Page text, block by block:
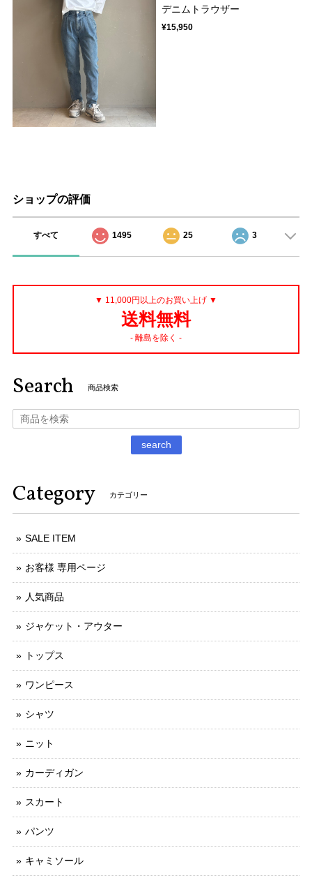
デニムトラウザー
¥15,950
ショップの評価
すべて 1495 25 3
▼ 11,000円以上のお買い上げ ▼
送料無料
- 離島を除く -
Search 商品検索
search
Category カテゴリー
SALE ITEM
お客様 専用ページ
人気商品
ジャケット・アウター
トップス
ワンピース
シャツ
ニット
カーディガン
スカート
パンツ
キャミソール